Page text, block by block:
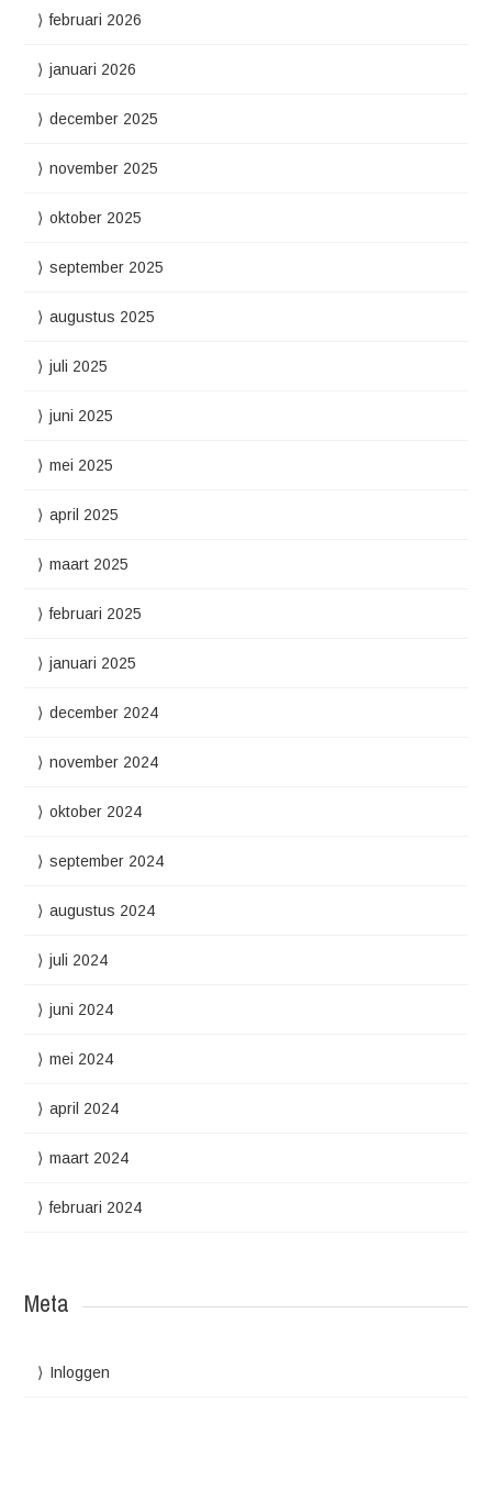
februari 2026
januari 2026
december 2025
november 2025
oktober 2025
september 2025
augustus 2025
juli 2025
juni 2025
mei 2025
april 2025
maart 2025
februari 2025
januari 2025
december 2024
november 2024
oktober 2024
september 2024
augustus 2024
juli 2024
juni 2024
mei 2024
april 2024
maart 2024
februari 2024
Meta
Inloggen